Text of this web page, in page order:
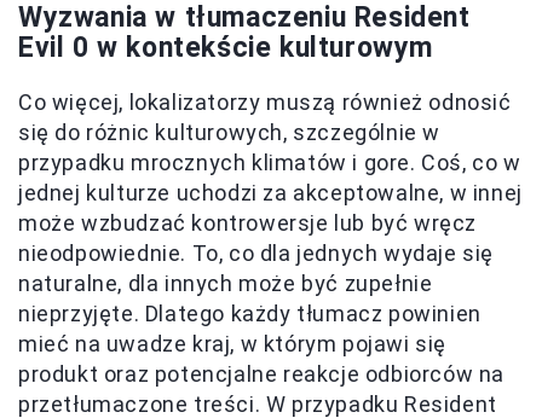
Wyzwania w tłumaczeniu Resident
Evil 0 w kontekście kulturowym
Co więcej, lokalizatorzy muszą również odnosić
się do różnic kulturowych, szczególnie w
przypadku mrocznych klimatów i gore. Coś, co w
jednej kulturze uchodzi za akceptowalne, w innej
może wzbudzać kontrowersje lub być wręcz
nieodpowiednie. To, co dla jednych wydaje się
naturalne, dla innych może być zupełnie
nieprzyjęte. Dlatego każdy tłumacz powinien
mieć na uwadze kraj, w którym pojawi się
produkt oraz potencjalne reakcje odbiorców na
przetłumaczone treści. W przypadku Resident